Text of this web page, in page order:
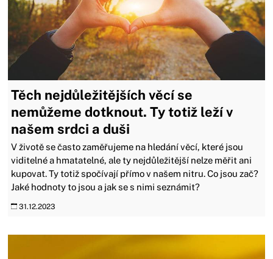
Těch nejdůležitějších věcí se
nemůžeme dotknout. Ty totiž leží v
našem srdci a duši
V životě se často zaměřujeme na hledání věcí, které jsou
viditelné a hmatatelné, ale ty nejdůležitější nelze měřit ani
kupovat. Ty totiž spočívají přímo v našem nitru. Co jsou zač?
Jaké hodnoty to jsou a jak se s nimi seznámit?
31.12.2023